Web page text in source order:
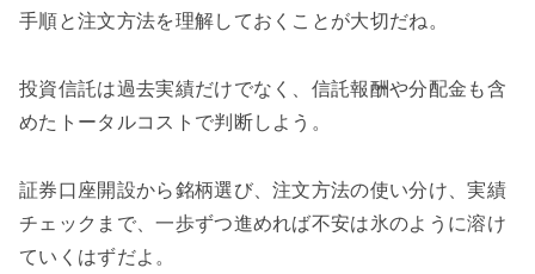
手順と注文方法を理解しておくことが大切だね。
投資信託は過去実績だけでなく、信託報酬や分配金も含
めたトータルコストで判断しよう。
証券口座開設から銘柄選び、注文方法の使い分け、実績
チェックまで、一歩ずつ進めれば不安は氷のように溶け
ていくはずだよ。